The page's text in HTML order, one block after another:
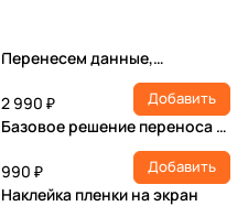
Перенесем данные,
настроим учетную запись,
установим ПО
2 990 ₽ Добавить
Базовое решение переноса и
990 ₽
Добавить
Наклейка пленки на экран